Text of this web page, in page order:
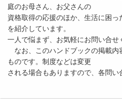
庭のお母さん、お父さんの
資格取得の応援のほか、生活に困
を紹介しています。
一人で悩まず、お気軽にお問い合せ
なお、このハンドブックの掲載内
ものです。制度などは変更
される場合もありますので、各問い